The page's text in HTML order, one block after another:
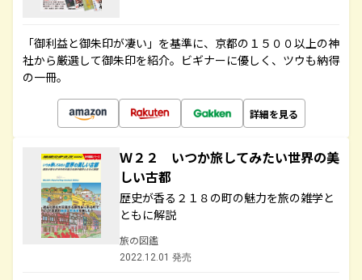
「御利益と御朱印が凄い」を基準に、京都の１５００以上の神
社から厳選して御朱印を紹介。ビギナーに優しく、ツウも納得
の一冊。
詳細を見る
Ｗ２２ いつか旅してみたい世界の美
しい古都
歴史が香る２１８の町の魅力を旅の雑学と
ともに解説
旅の図鑑
2022.12.01 発売